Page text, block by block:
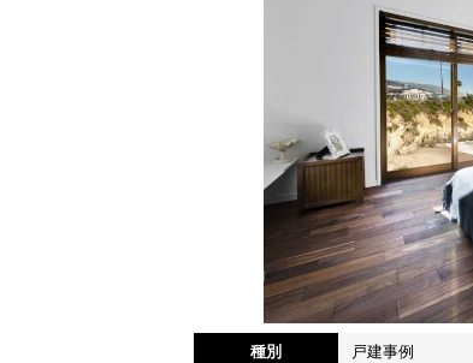
種別 戸建事例